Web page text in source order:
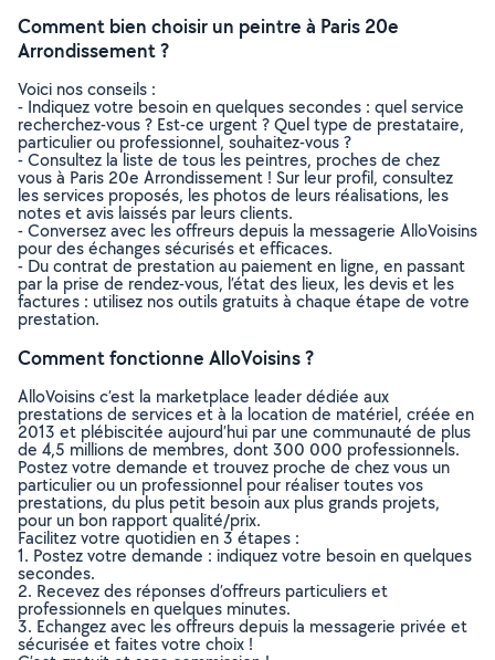
Comment bien choisir un peintre à Paris 20e
Arrondissement ?
Voici nos conseils :
- Indiquez votre besoin en quelques secondes : quel service
recherchez-vous ? Est-ce urgent ? Quel type de prestataire,
particulier ou professionnel, souhaitez-vous ?
- Consultez la liste de tous les peintres, proches de chez
vous à Paris 20e Arrondissement ! Sur leur profil, consultez
les services proposés, les photos de leurs réalisations, les
notes et avis laissés par leurs clients.
- Conversez avec les offreurs depuis la messagerie AlloVoisins
pour des échanges sécurisés et efficaces.
- Du contrat de prestation au paiement en ligne, en passant
par la prise de rendez-vous, l’état des lieux, les devis et les
factures : utilisez nos outils gratuits à chaque étape de votre
prestation.
Comment fonctionne AlloVoisins ?
AlloVoisins c’est la marketplace leader dédiée aux
prestations de services et à la location de matériel, créée en
2013 et plébiscitée aujourd’hui par une communauté de plus
de 4,5 millions de membres, dont 300 000 professionnels.
Postez votre demande et trouvez proche de chez vous un
particulier ou un professionnel pour réaliser toutes vos
prestations, du plus petit besoin aux plus grands projets,
pour un bon rapport qualité/prix.
Facilitez votre quotidien en 3 étapes :
1. Postez votre demande : indiquez votre besoin en quelques
secondes.
2. Recevez des réponses d’offreurs particuliers et
professionnels en quelques minutes.
3. Echangez avec les offreurs depuis la messagerie privée et
sécurisée et faites votre choix !